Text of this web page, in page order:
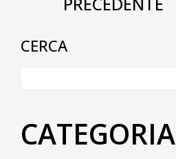
CERCA
CATEGORIA